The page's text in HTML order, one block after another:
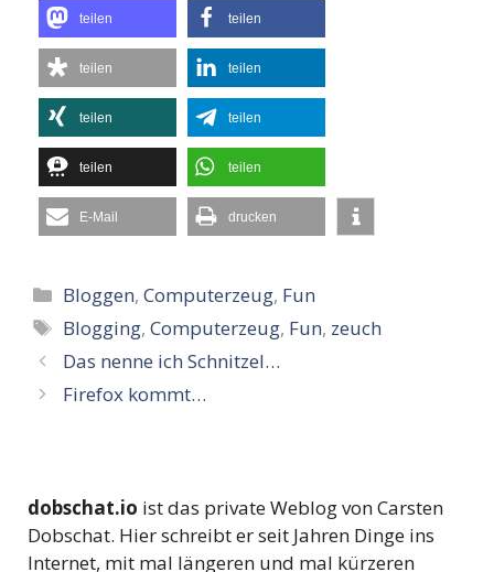
teilen teilen
teilen teilen
teilen teilen
teilen teilen
E-Mail drucken
Kategorien
Bloggen,Computerzeug, Fun
Schlagwörter
Blogging,Computerzeug, Fun, zeuch
Das nenne ich Schnitzel…
Firefox kommt…
dobschat.io ist das private Weblog von Carsten
Dobschat. Hier schreibt er seit Jahren Dinge ins
Internet, mit mal längeren und mal kürzeren